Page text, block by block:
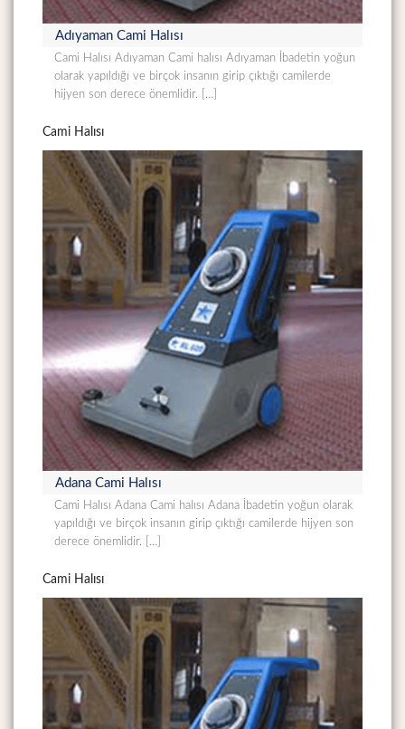
Adıyaman Cami Halısı
Cami Halısı Adıyaman Cami halısı Adıyaman İbadetin yoğun
olarak yapıldığı ve birçok insanın girip çıktığı camilerde
hijyen son derece önemlidir. […]
Cami Halısı
Adana Cami Halısı
Cami Halısı Adana Cami halısı Adana İbadetin yoğun olarak
yapıldığı ve birçok insanın girip çıktığı camilerde hijyen son
derece önemlidir. […]
Cami Halısı